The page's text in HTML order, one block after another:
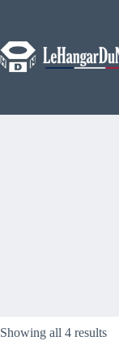
Showing all 4 results